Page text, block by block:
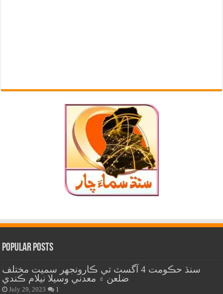
Popular Posts
سنڌ حڪومت 4 آگسٽ تي ڪارونجهر سميت مختلف
ضلعن ۾ معدني وسيلا نيلام ڪندي
July 29, 2023 1